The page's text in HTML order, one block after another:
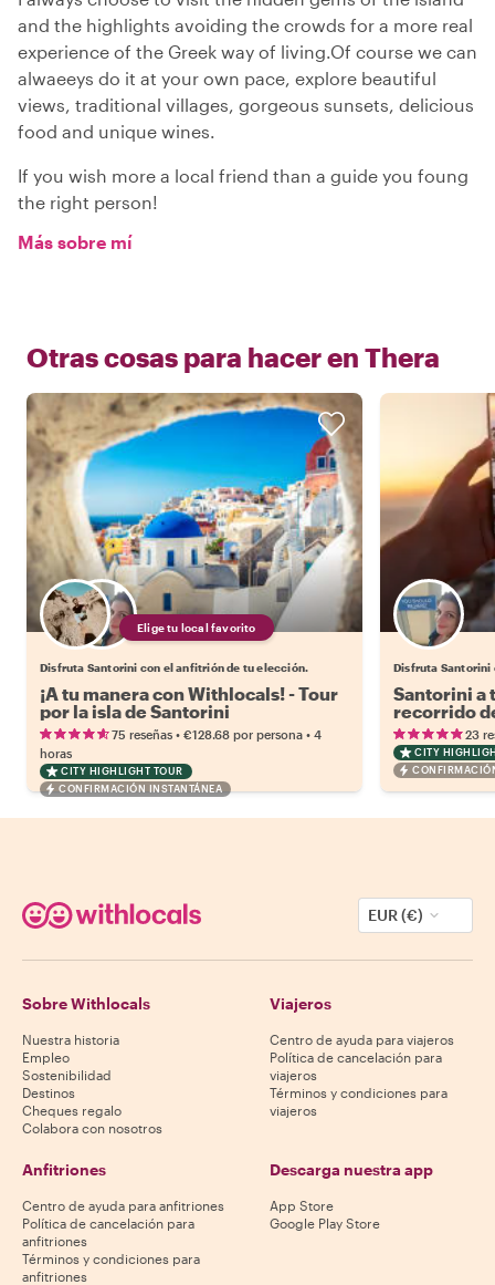
and the highlights avoiding the crowds for a more real
experience of the Greek way of living.Of course we can
alwaeeys do it at your own pace, explore beautiful
views, traditional villages, gorgeous sunsets, delicious
food and unique wines.
If you wish more a local friend than a guide you foung
the right person!
Más sobre mí
Otras cosas para hacer en Thera
Elige tu local favorito
Disfruta Santorini con el anfitrión de tu elección.
¡A tu manera con Withlocals! - Tour
por la isla de Santorini
75 reseñas • €128.68 por persona • 4
horas
CITY HIGHLIGHT TOUR
CONFIRMACIÓN INSTANTÁNEA
Disfruta Santorini
Santorini a
recorrido
23
CITY
EUR (€)
Sobre Withlocals
Nuestra historia
Empleo
Sostenibilidad
Destinos
Cheques regalo
Colabora con nosotros
Viajeros
Centro de ayuda para viajeros
Política de cancelación para
viajeros
Términos y condiciones para
viajeros
Anfitriones
Centro de ayuda para anfitriones
Política de cancelación para
anfitriones
Términos y condiciones para
anfitriones
Descarga nuestra app
App Store
Google Play Store